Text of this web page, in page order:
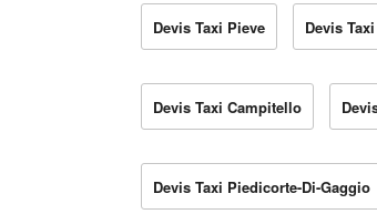
Devis Taxi Pieve Devis
Devis Taxi Campitello
Devis Taxi Piedicorte-Di-Gaggio